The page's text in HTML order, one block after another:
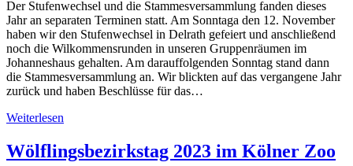
Der Stufenwechsel und die Stammesversammlung fanden dieses
Jahr an separaten Terminen statt. Am Sonntaga den 12. November
haben wir den Stufenwechsel in Delrath gefeiert und anschließend
noch die Wilkommensrunden in unseren Gruppenräumen im
Johanneshaus gehalten. Am darauffolgenden Sonntag stand dann
die Stammesversammlung an. Wir blickten auf das vergangene Jahr
zurück und haben Beschlüsse für das…
Weiterlesen
Wölflingsbezirkstag 2023 im Kölner Zoo